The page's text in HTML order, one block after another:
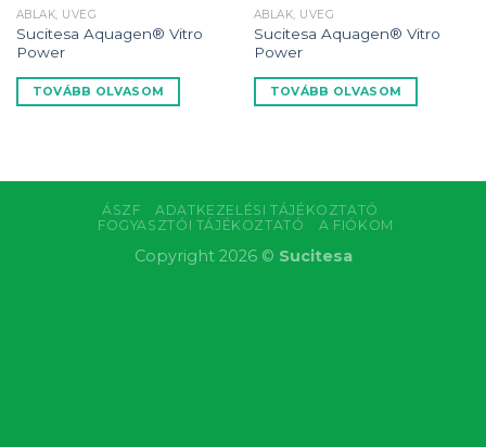
ABLAK, ÜVEG
Sucitesa Aquagen® Vitro
Power
TOVÁBB OLVASOM
ABLAK, ÜVEG
Sucitesa Aquagen® Vitro
Power
TOVÁBB OLVASOM
ÁSZF
ADATKEZELÉSI TÁJÉKOZTATÓ
FOGYASZTÓI TÁJÉKOZTATÓ
A FIÓKOM
Copyright 2026 © Sucitesa